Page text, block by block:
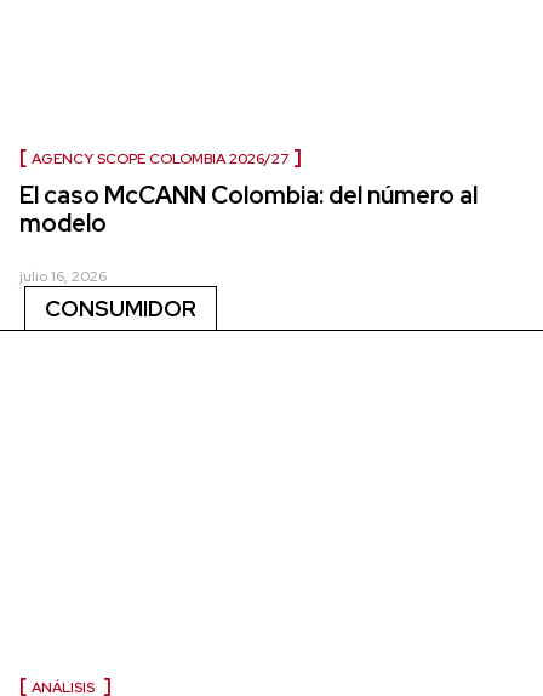
AGENCY SCOPE COLOMBIA 2026/27
El caso McCANN Colombia: del número al
modelo
julio 16, 2026
CONSUMIDOR
ANÁLISIS